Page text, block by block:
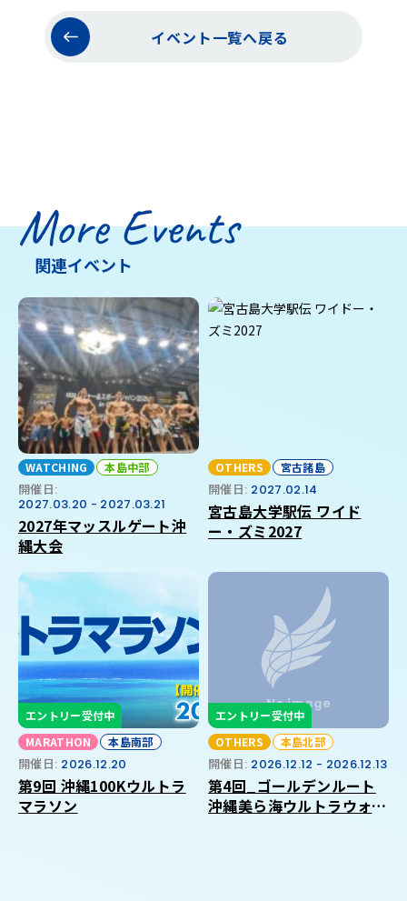
イベント一覧へ戻る
More Events
関連イベント
WATCHING 本島中部
開催日:
2027.03.20 - 2027.03.21
2027年マッスルゲート沖
縄大会
OTHERS 宮古諸島
開催日: 2027.02.14
宮古島大学駅伝 ワイド
ー・ズミ2027
エントリー受付中
MARATHON
本島南部
開催日: 2026.12.20
第9回 沖縄100Kウルトラ
マラソン
エントリー受付中
OTHERS
本島北部
開催日: 2026.12.12 - 2026.12.13
第4回_ゴールデンルート
沖縄美ら海ウルトラウォー